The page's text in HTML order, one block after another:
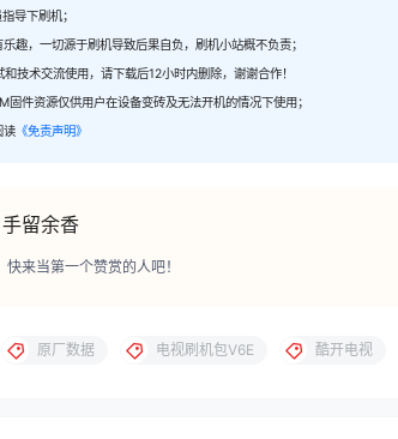
导下刷机；
趣，一切源于刷机导致后果自负，刷机小站概不负责；
技术交流使用，请下载后12小时内删除，谢谢合作！
固件资源仅供用户在设备变砖及无法开机的情况下使用；
读 《免责声明》
留余香
来当第一个赞赏的人吧！
原厂数据 电视刷机包V6E 酷开电视